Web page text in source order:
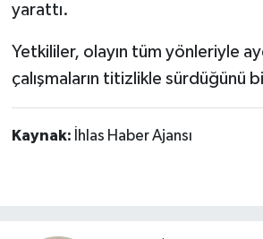
yarattı.
Yetkililer, olayın tüm yönleriyle
çalışmaların titizlikle sürdüğünü
Kaynak: İhlas Haber Ajansı